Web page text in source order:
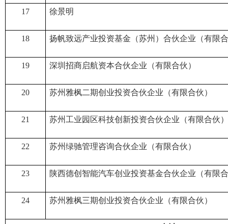
17 徐景明
18 扬帆致远产业投资基金（苏州）合伙企业（有限
19 深圳招商启航资本合伙企业（有限合伙）
20 苏州雅枫二期创业投资合伙企业（有限合伙）
21 苏州工业园区科技创新投资合伙企业（有限合伙
22 苏州绿驰管理咨询合伙企业（有限合伙）
23 陕西德创智能汽车创业投资基金合伙企业（有限
24 苏州雅枫三期创业投资合伙企业（有限合伙）